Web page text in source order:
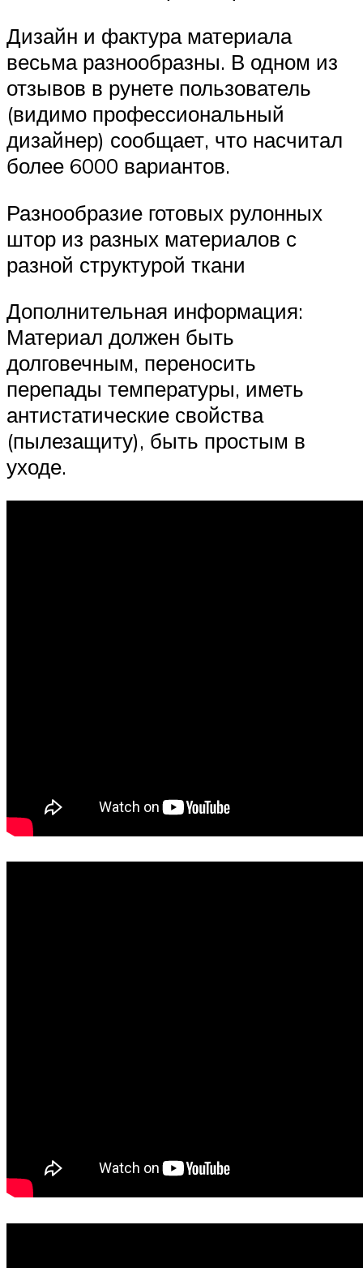
Дизайн и фактура материала
весьма разнообразны. В одном из
отзывов в рунете пользователь
(видимо профессиональный
дизайнер) сообщает, что насчитал
более 6000 вариантов.
Разнообразие готовых рулонных
штор из разных материалов с
разной структурой ткани
Дополнительная информация:
Материал должен быть
долговечным, переносить
перепады температуры, иметь
антистатические свойства
(пылезащиту), быть простым в
уходе.